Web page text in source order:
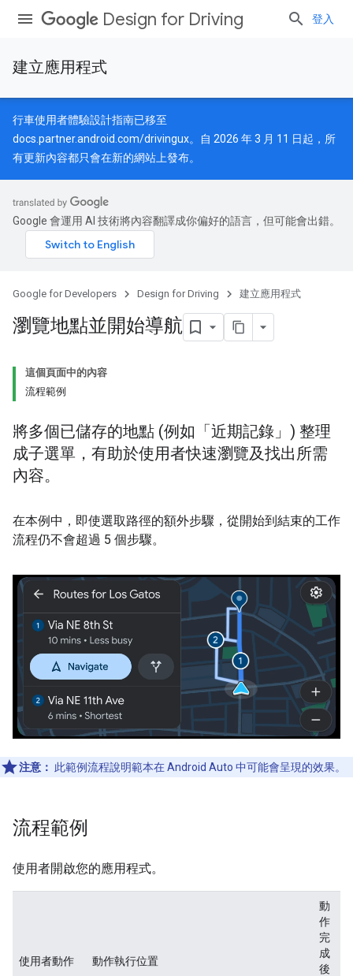
Design for Driving 登入
建立應用程式
行車使用者體驗設計指南已移至
docs.partner.android.com/drivingux。自 2026 年 3 月 11 日起，所
有更新內容都只會在新的網站上發布。
Google 會運用 AI 技術將內容翻譯成你偏好的語言，但可能會出錯。
Google for Developers Design for Driving 建立應用程式
瀏覽地點並開始導航
這個頁面中的內容
流程範例
將多個已儲存的地點 (例如「近期記錄」) 整理
成子選單，有助於使用者快速瀏覽及找出所需
內容。
在本例中，即使選取路徑的額外步驟，從開始到結束的工作
流程仍不會超過 5 個步驟。
注意： 此範例流程說明範本在 Android Auto 中可能會呈現的效果。
流程範例
使用者開啟您的應用程式。
使用者動作 動作執行位置
動
作
完
成
後